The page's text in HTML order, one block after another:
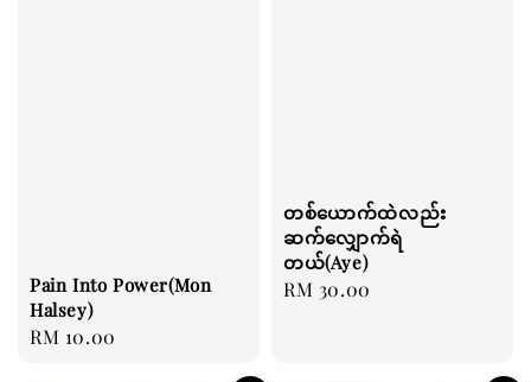
Pain Into Power(Mon
Halsey)
Regular
RM 10.00
တစ်ယောက်ထဲလည်း
ဆက်လျှောက်ရဲ
တယ်(Aye)
Regular
RM 30.00